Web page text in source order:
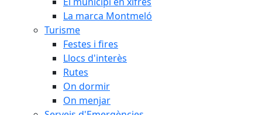
La marca Montmeló
Turisme
Festes i fires
Llocs d'interès
Rutes
On dormir
On menjar